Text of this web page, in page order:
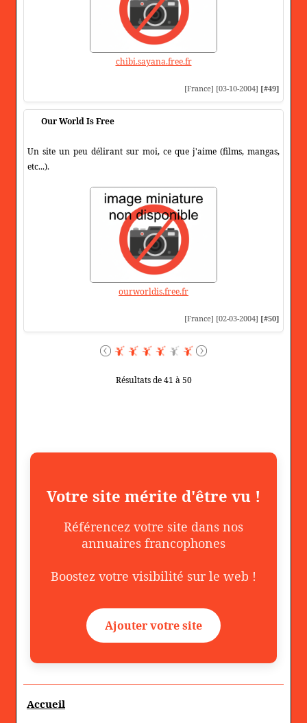
chibi.sayana.free.fr
[France] [03-10-2004] [#49]
Our World Is Free
Un site un peu délirant sur moi, ce que j'aime (films, mangas,
etc...).
ourworldis.free.fr
[France] [02-03-2004] [#50]
Résultats de 41 à 50
Votre site mérite d'être vu !
Référencez votre site dans nos
annuaires francophones
Boostez votre visibilité sur le web !
Ajouter votre site
Accueil